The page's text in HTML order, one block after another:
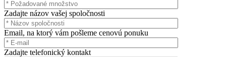
Zadajte názov vašej spoločnosti
Email, na ktorý vám pošleme cenovú ponuku
Zadajte telefonický kontakt